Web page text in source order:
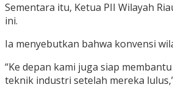
Sementara itu, Ketua PII Wilayah
ini.
Ia menyebutkan bahwa konvensi
“Ke depan kami juga siap
teknik industri setelah mereka